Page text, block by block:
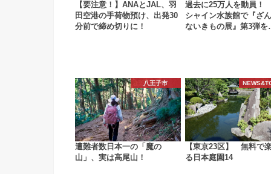
【要注意！】ANAとJAL、羽
田空港の手荷物預け、出発30
分前で締め切りに！
過去に25万人を動員！
シャイン水族館で『ざ
ないきもの展』第3弾
八王子市
遭難者数日本一の「魔の
山」、実は高尾山！
【東京23区】 無料で
る日本庭園14